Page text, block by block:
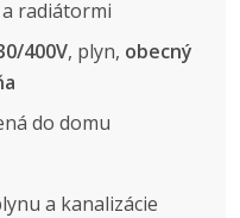
radiátormi
400V, plyn, obecný
do domu
a kanalizácie